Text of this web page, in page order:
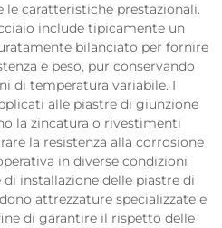
caratteristiche prestazionali.
include tipicamente un
bilanciato per fornire
e peso, pur conservando
di temperatura variabile. I
alle piastre di giunzione
la zincatura o rivestimenti
la resistenza alla corrosione
in diverse condizioni
installazione delle piastre di
attrezzature specializzate e
di garantire il rispetto delle